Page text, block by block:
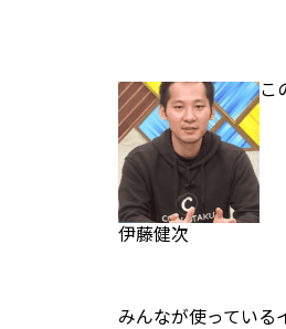
伊藤健次
こ
みんなが使っている